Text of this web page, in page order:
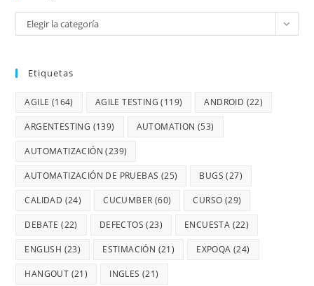
Elegir la categoría
Etiquetas
AGILE (164) AGILE TESTING (119) ANDROID (22)
ARGENTESTING (139) AUTOMATION (53)
AUTOMATIZACIÓN (239)
AUTOMATIZACIÓN DE PRUEBAS (25) BUGS (27)
CALIDAD (24) CUCUMBER (60) CURSO (29)
DEBATE (22) DEFECTOS (23) ENCUESTA (22)
ENGLISH (23) ESTIMACIÓN (21) EXPOQA (24)
HANGOUT (21) INGLES (21)